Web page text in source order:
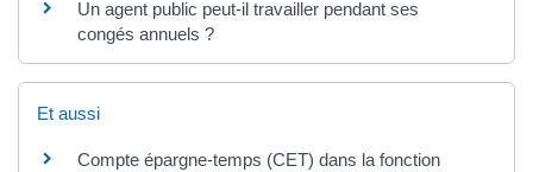
Un agent public peut-il travailler pendant ses
congés annuels ?
Et aussi
Compte épargne-temps (CET) dans la fonction